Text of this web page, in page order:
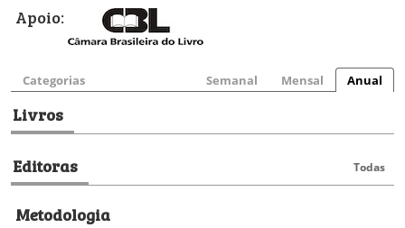
Apoio:
Categorias Semanal Mensal Anual
Livros
Editoras Todas
Metodologia